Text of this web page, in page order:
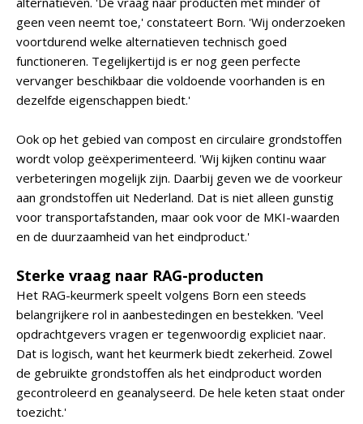
geen veen neemt toe,' constateert Born. 'Wij onderzoeken
voortdurend welke alternatieven technisch goed
functioneren. Tegelijkertijd is er nog geen perfecte
vervanger beschikbaar die voldoende voorhanden is en
dezelfde eigenschappen biedt.'
Ook op het gebied van compost en circulaire grondstoffen
wordt volop geëxperimenteerd. 'Wij kijken continu waar
verbeteringen mogelijk zijn. Daarbij geven we de voorkeur
aan grondstoffen uit Nederland. Dat is niet alleen gunstig
voor transportafstanden, maar ook voor de MKI-waarden
en de duurzaamheid van het eindproduct.'
Sterke vraag naar RAG-producten
Het RAG-keurmerk speelt volgens Born een steeds
belangrijkere rol in aanbestedingen en bestekken. 'Veel
opdrachtgevers vragen er tegenwoordig expliciet naar.
Dat is logisch, want het keurmerk biedt zekerheid. Zowel
de gebruikte grondstoffen als het eindproduct worden
gecontroleerd en geanalyseerd. De hele keten staat onder
toezicht.'